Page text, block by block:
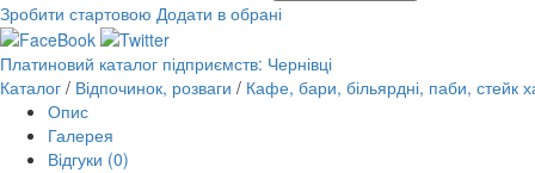
Зробити стартовою Додати в обрані
Платиновий каталог підприємств: Чернівці
Каталог / Відпочинок, розваги / Кафе, бари, більярдні, паби, стейк
Опис
Галерея
Відгуки (0)